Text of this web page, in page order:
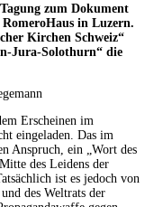
zum Dokument
in Luzern.
Kirchen Schweiz“
Jura-Solothurn“ die
Erscheinen im
eingeladen. Das im
Anspruch, ein „Wort des
des Leidens der
ist es jedoch von
des Weltrats der